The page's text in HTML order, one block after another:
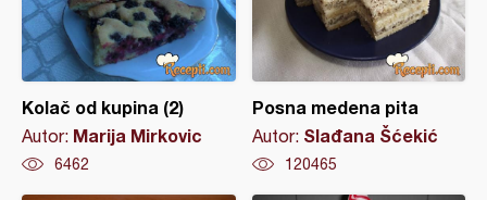
Kolač od kupina (2)
Autor: Marija Mirkovic
6462
Posna medena pita
Autor: Slađana Šćekić
120465